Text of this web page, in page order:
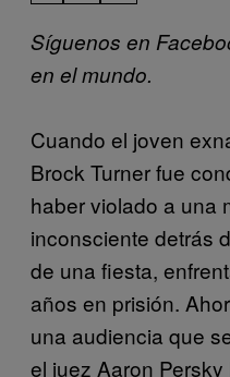
Síguenos en
en el mundo.
Cuando el joven
Brock Turner fue
haber violado a una
inconsciente detrás
de una fiesta,
años en prisión.
una audiencia que
el juez Aaron